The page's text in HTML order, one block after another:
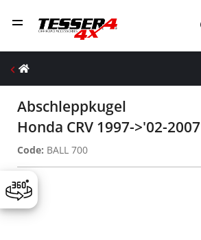
Abschleppkugel
Honda CRV 1997->'02-2007
Code: BALL 700